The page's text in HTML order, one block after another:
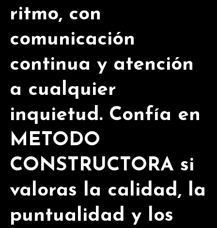
ritmo, con
comunicación
continua y atención
a cualquier
inquietud. Confía en
METODO
CONSTRUCTORA si
valoras la calidad, la
puntualidad y los